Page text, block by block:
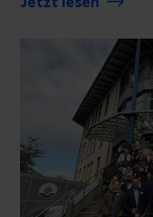
Jetzt lesen